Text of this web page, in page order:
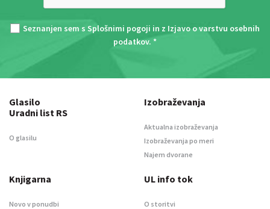
Seznanjen sem s Splošnimi pogoji in z Izjavo o varstvu osebnih
podatkov. *
Glasilo
Uradni list RS
O glasilu
Izobraževanja
Aktualna izobraževanja
Izobraževanja po meri
Najem dvorane
Knjigarna
Novo v ponudbi
UL info tok
O storitvi